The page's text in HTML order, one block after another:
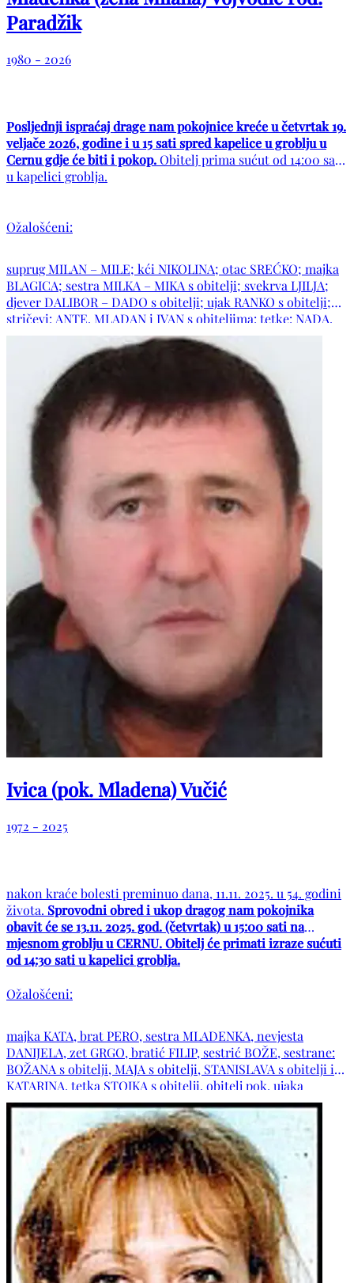
Paradžik
1980 - 2026
Posljednji ispraćaj drage nam pokojnice kreće u četvrtak 19.
veljače 2026, godine i u 15 sati spred kapelice u groblju u
Cernu gdje će biti i pokop.Obitelj prima sućut od 14:00 sati
u kapelici groblja.
Ožalošćeni:
suprug MILAN – MILE; kći NIKOLINA; otac SREĆKO; majka
BLAGICA; sestra MILKA – MIKA s obitelji; svekrva LJILJA;
djever DALIBOR – DADO s obitelji; ujak RANKO s obitelji;
stričevi: ANTE, MLADAN i IVAN s obiteljima: tetke: NADA,
VESELKA i JAGODA s obiteljima; obitelj pok. tetke VESE; te
obitelji: VOJVODIĆ, PARADŽIK, BORAS, LONČAR, TOMIĆ,
VRANIĆ, PETRUŠIĆ, DUGANDŽIĆ, GAGRO, ODAK, JELČIĆ,
VEGO i ostala mnogobrojna rodbina i prijatelji. POČIVALA
U MIRU BOŽJEM!
Ivica (pok. Mladena) Vučić
1972 - 2025
nakon kraće bolesti preminuo dana, 11.11. 2025. u 54. godini
života. Sprovodni obred i ukop dragog nam pokojnika
obavit će se 13.11. 2025. god. (četvrtak) u 15:00 sati na
mjesnom groblju u CERNU. Obitelj će primati izraze sućuti
od 14:30 sati u kapelici groblja.
Ožalošćeni:
majka KATA, brat PERO, sestra MLADENKA, nevjesta
DANIJELA, zet GRGO, bratić FILIP, sestrić BOŽE, sestrane:
BOŽANA s obitelji, MAJA s obitelji, STANISLAVA s obitelji i
KATARINA, tetka STOJKA s obitelji, obitelj pok. ujaka
STOJANA, obitelji pok. tetaka: DANICE i KATE, ožalošćene
obitelji: VUČIĆ, SUŠAC, ŠARAC, DUGANDŽIĆ, BILIĆ, GRGIĆ
i BARBARIĆ, te ostala tugujuća rodbina i prijatelji. POČIVAO
U MIRU BOŽJEM!